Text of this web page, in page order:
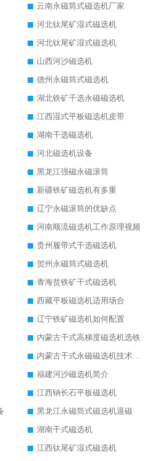
云南永磁筒式磁选机厂家
河北钛尾矿湿式磁选机
河北钛尾矿湿式磁选机
山西河沙磁选机
德州永磁筒式磁选机
湖北铁矿干选永磁磁选机
江西湿式平板磁选机皮带
湖南干选磁选机
河北磁选机设备
黑龙江强磁永磁滚筒
新疆铁矿磁选机有多重
辽宁永磁滚筒的优缺点
河南顺流磁选机工作原理视频
贵州履带式干选磁选机
贺州永磁筒式磁选机
青海贫铁矿干式磁选机
西藏平板磁选机适用场合
辽宁铁矿磁选机如何配置
内蒙古干式高梯度磁选机选铁
内蒙古干式永磁磁选机技术要求
福建河沙磁选机简介
江西钠长石平板磁选机
黑龙江永磁筒式磁选机退磁
湖南干式磁选机
江西钛尾矿湿式磁选机